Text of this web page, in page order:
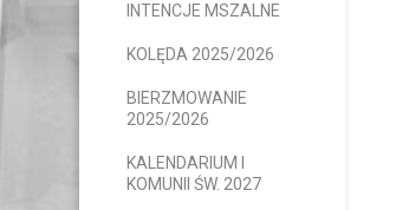
INTENCJE MSZALNE
KOLĘDA 2025/2026
BIERZMOWANIE
2025/2026
KALENDARIUM I
KOMUNII ŚW. 2027